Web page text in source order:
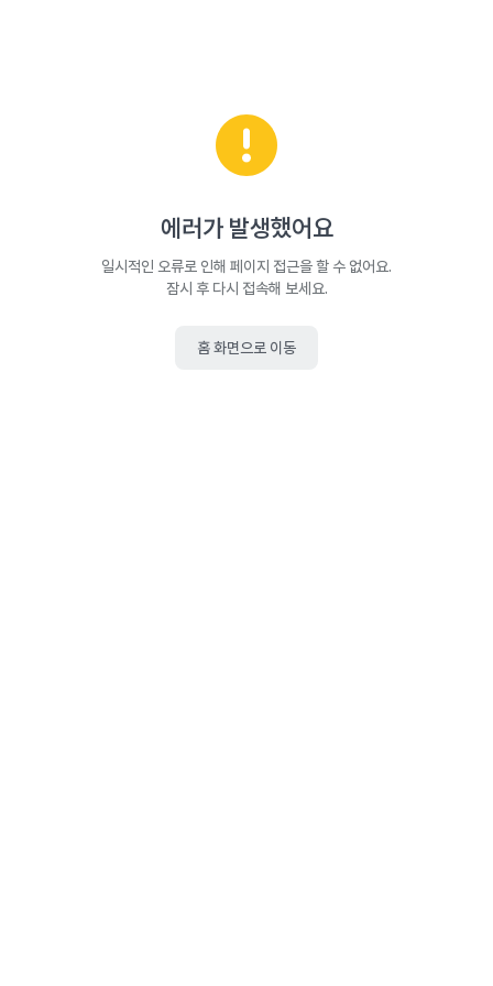
에러가 발생했어요
일시적인 오류로 인해 페이지 접근을 할 수 없어요.
잠시 후 다시 접속해 보세요.
홈 화면으로 이동